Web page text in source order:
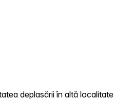
deplasării în altă